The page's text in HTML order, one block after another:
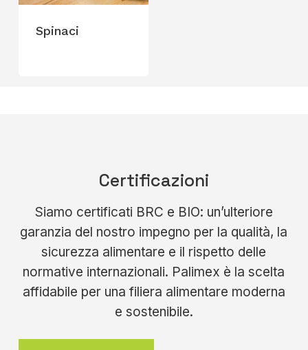
Spinaci
Certificazioni
Siamo certificati BRC e BIO: un’ulteriore
garanzia del nostro impegno per la qualità, la
sicurezza alimentare e il rispetto delle
normative internazionali. Palimex è la scelta
affidabile per una filiera alimentare moderna
e sostenibile.